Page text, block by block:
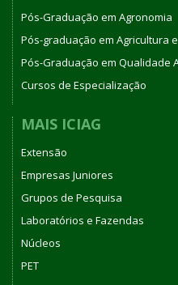
Pós-Graduação em Agronomia
Pós-graduação em Agricultura
Pós-Graduação em Qualidade
Cursos de Especialização
MAIS ICIAG
Extensão
Empresas Juniores
Grupos de Pesquisa
Laboratórios e Fazendas
Núcleos
PET